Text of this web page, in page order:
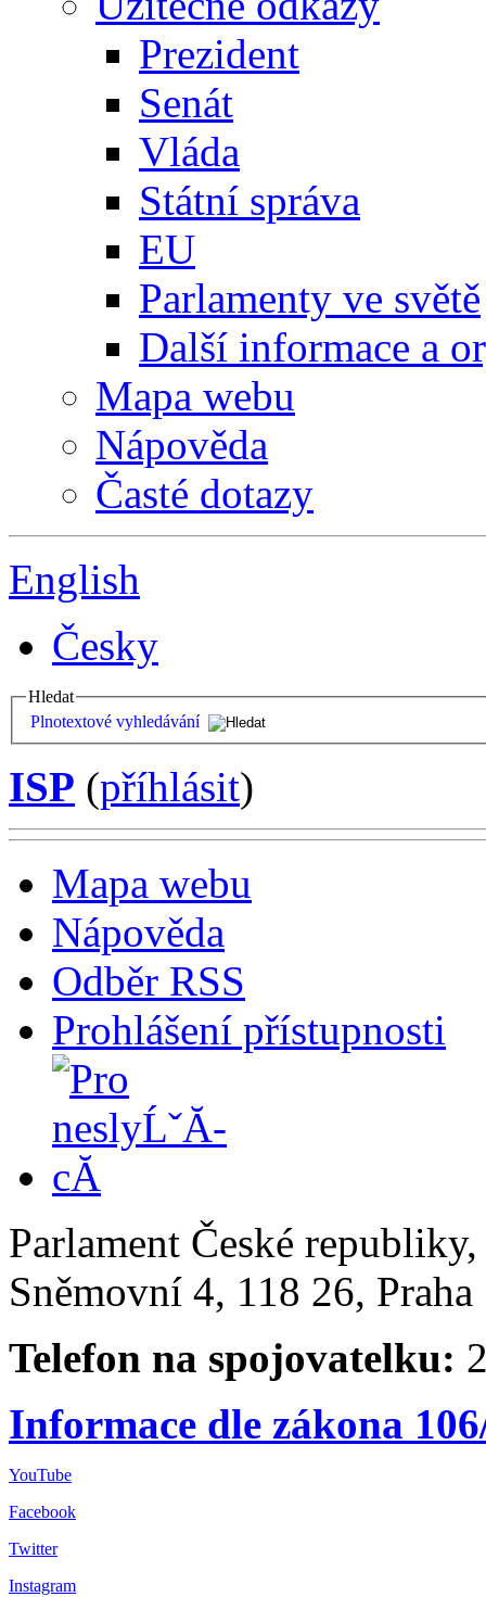
Prezident
Senát
Vláda
Státní správa
EU
Parlamenty ve světě
Další informace a
Mapa webu
Nápověda
Časté dotazy
English
Česky
Hledat
Plnotextové vyhledávání
ISP (příhlásit)
Mapa webu
Nápověda
Odběr RSS
Prohlášení přístupnosti
Parlament České
Sněmovní 4, 118 26,
Telefon na spojovatelku:
Informace dle zákona
YouTube
Facebook
Twitter
Instagram